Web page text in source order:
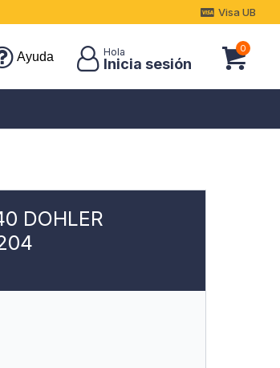
Ayuda
0
Visa UB
DOHLER